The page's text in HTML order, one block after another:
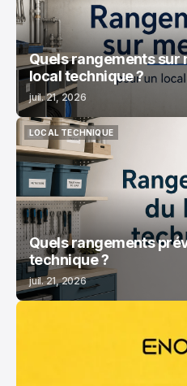
Quels rangements sur
local technique ?
juil. 21, 2026
LOCAL TECHNIQUE
LOCAL TECHNIQUE
Quels rangements
technique ?
juil. 21, 2026